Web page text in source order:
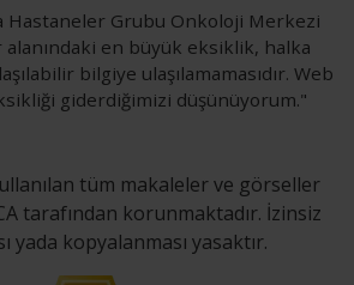
Hastaneler Grubu Onkoloji Merkezi
alanındaki en büyük eksiklik, halka
bilgiye ulaşılamamasıdır. Web
giderdiğimizi düşünüyorum."
tüm makaleler ve görseller
tarafından korunmaktadır. İzinsiz
yada kopyalanması yasaktır.